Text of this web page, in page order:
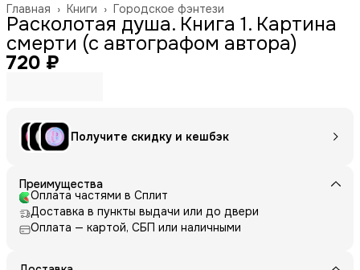
Городское фэнтези
Книги ›
Главная ›
Расколотая душа. Книга 1. Картина
смерти (с автографом автора)
720 ₽
Получите скидку и кешбэк
Преимущества
Оплата частями в Сплит
Доставка в пункты выдачи или до двери
Оплата — картой, СБП или наличными